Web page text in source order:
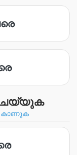
ചെയ്യുക
കാണുക